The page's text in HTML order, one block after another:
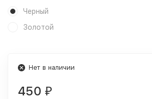
Черный
Золотой
Нет в наличии
450 ₽